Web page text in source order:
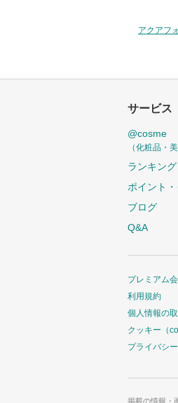
アクアフ
サービス
@cosme
（化粧品・
ランキング
ポイント
ブログ
Q&A
プレミアム
利用規約
個人情報の
クッキー（
プライバシ
掲載の情報・